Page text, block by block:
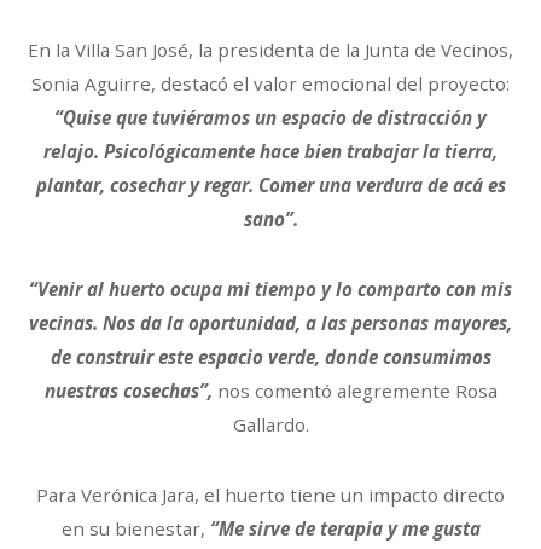
En la Villa San José, la presidenta de la Junta de Vecinos,
Sonia Aguirre, destacó el valor emocional del proyecto:
“Quise que tuviéramos un espacio de distracción y
relajo. Psicológicamente hace bien trabajar la tierra,
plantar, cosechar y regar. Comer una verdura de acá es
sano”.
“Venir al huerto ocupa mi tiempo y lo comparto con mis
vecinas. Nos da la oportunidad, a las personas mayores,
de construir este espacio verde, donde consumimos
nuestras cosechas”, nos comentó alegremente Rosa
Gallardo.
Para Verónica Jara, el huerto tiene un impacto directo
en su bienestar, “Me sirve de terapia y me gusta